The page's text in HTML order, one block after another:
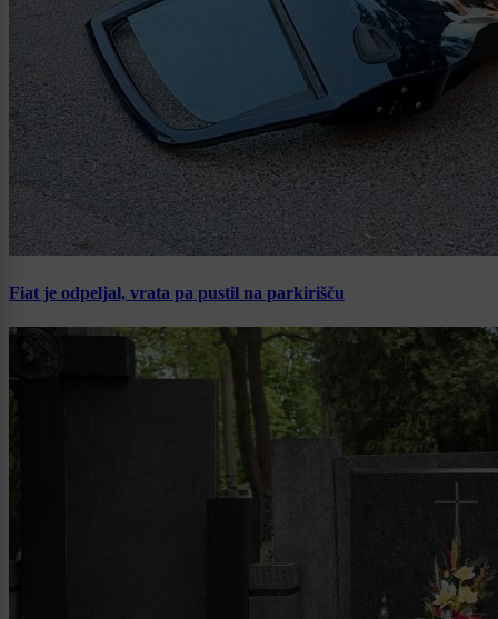
Fiat je odpeljal, vrata pa pustil na parkirišču